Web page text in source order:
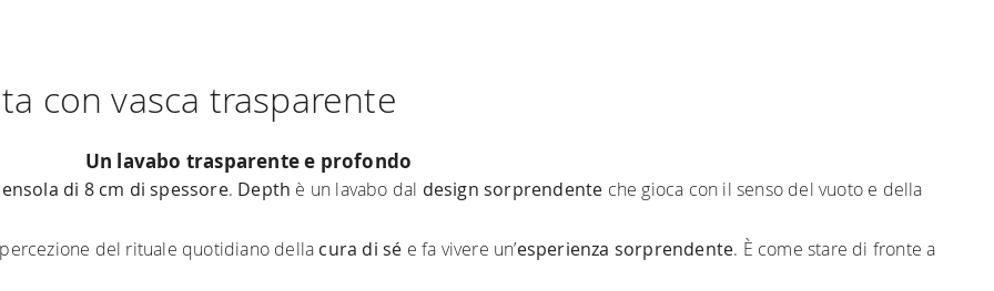
con vasca trasparente
Un lavabo trasparente e profondo
di 8 cm di spessore. Depth è un lavabo dal design sorprendente che gioca con il senso del vuoto e della
del rituale quotidiano della cura di sé e fa vivere un’esperienza sorprendente. È come stare di fronte a